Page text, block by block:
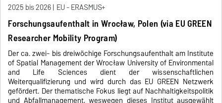
2025 bis 2026 EU - ERASMUS+
Forschungsaufenthalt in Wrocław, Polen (via EU GREEN
Researcher Mobility Program)
Der ca. zwei- bis dreiwöchige Forschungsaufenthalt am Institute
of Spatial Management der Wrocław University of Environmental
and Life Sciences dient der wissenschaftlichen
Weiterqualifizierung und wird durch das EU GREEN Netzwerk
gefördert. Der thematische Fokus liegt auf Nachhaltigkeitspolitik
und Abfallmanagement, weswegen dieses Institut ausgewählt